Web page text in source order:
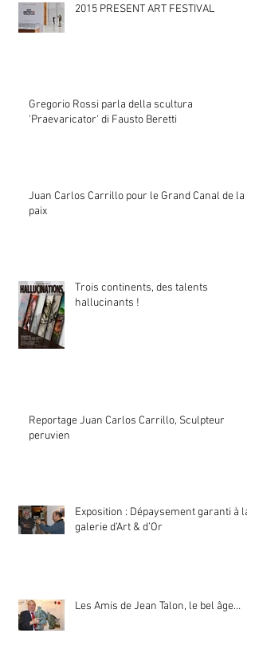
2015 PRESENT ART FESTIVAL
Gregorio Rossi parla della scultura
'Praevaricator' di Fausto Beretti
Juan Carlos Carrillo pour le Grand Canal de la
paix
Trois continents, des talents
hallucinants !
Reportage Juan Carlos Carrillo, Sculpteur
peruvien
Exposition : Dépaysement garanti à la
galerie d’Art & d’Or
Les Amis de Jean Talon, le bel âge…